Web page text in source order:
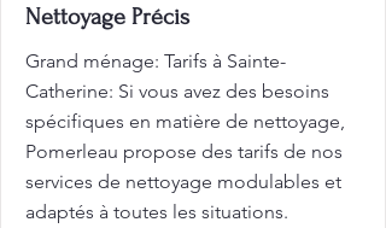
Nettoyage Précis
Grand ménage: Tarifs à Sainte-
Catherine: Si vous avez des besoins
spécifiques en matière de nettoyage,
Pomerleau propose des tarifs de nos
services de nettoyage modulables et
adaptés à toutes les situations.